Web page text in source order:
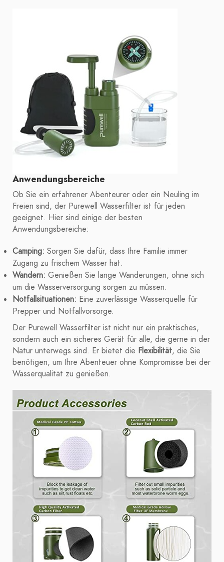
Anwendungsbereiche
Ob Sie ein erfahrener Abenteurer oder ein Neuling im
Freien sind, der Purewell Wasserfilter ist für jeden
geeignet. Hier sind einige der besten
Anwendungsbereiche:
Camping: Sorgen Sie dafür, dass Ihre Familie immer
Zugang zu frischem Wasser hat.
Wandern: Genießen Sie lange Wanderungen, ohne sich
um die Wasserversorgung sorgen zu müssen.
Notfallsituationen: Eine zuverlässige Wasserquelle für
Prepper und Notfallvorsorge.
Der Purewell Wasserfilter ist nicht nur ein praktisches,
sondern auch ein sicheres Gerät für alle, die gerne in der
Natur unterwegs sind. Er bietet die Flexibilität, die Sie
benötigen, um Ihre Abenteuer ohne Kompromisse bei der
Wasserqualität zu genießen.